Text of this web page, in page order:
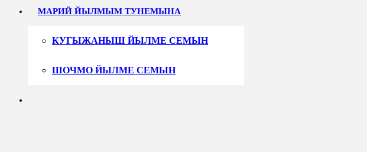
МАРИЙ ЙЫЛМЫМ ТУНЕМЫНА
КУГЫЖАНЫШ ЙЫЛМЕ СЕМЫН
ШОЧМО ЙЫЛМЕ СЕМЫН